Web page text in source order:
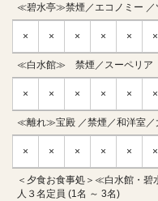
≪碧水亭≫禁煙／エコノミー ／
× × × × × ×
≪白水館≫ 禁煙／スーペリア
× × × × × ×
≪離れ≫宝殿 ／禁煙／和洋室／
× × × × × ×
＜夕食お食事処＞≪白水館・
人３名定員 (1名 ～ 3名)